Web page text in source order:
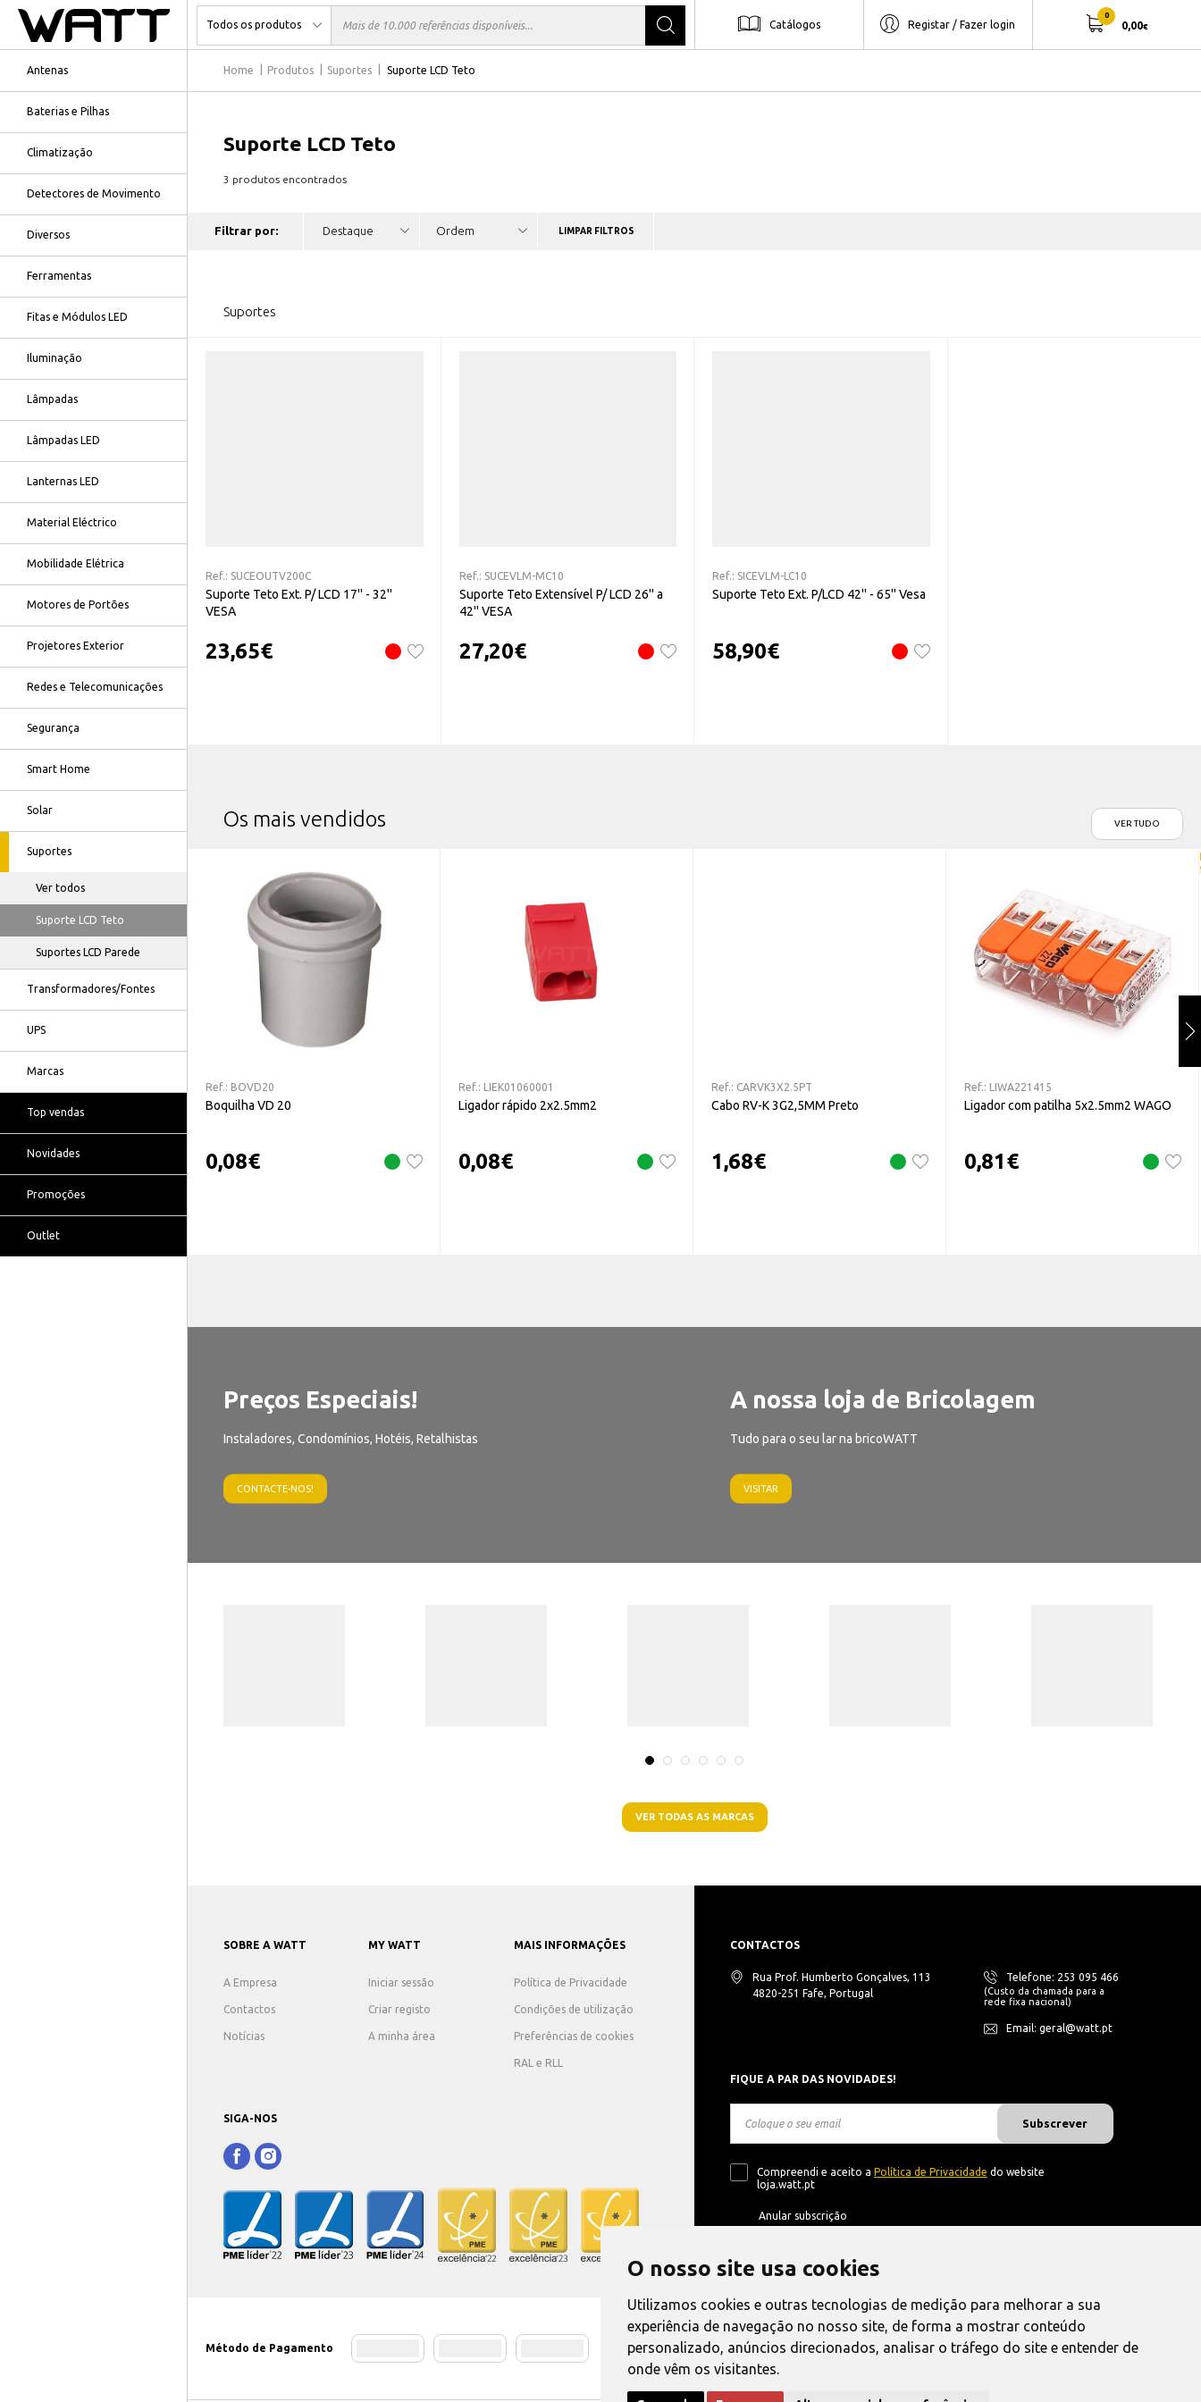
O nosso site usa cookies
Utilizamos cookies e outras tecnologias de medição para melhorar a sua
experiência de navegação no nosso site, de forma a mostrar conteúdo
personalizado, anúncios direcionados, analisar o tráfego do site e entender de
onde vêm os visitantes.
Antenas
Baterias e Pilhas
Climatização
Detectores de Movimento
Diversos
Ferramentas
Fitas e Módulos LED
Iluminação
Lâmpadas
Lâmpadas LED
Lanternas LED
Material Eléctrico
Mobilidade Elétrica
Motores de Portões
Projetores Exterior
Redes e Telecomunicações
Segurança
Smart Home
Solar
Suportes
Ver todos
Suporte LCD Teto
Suportes LCD Parede
Transformadores/Fontes
UPS
Marcas
Top vendas
Novidades
Promoções
Outlet
Catálogos Registar / Fazer login
0
0,00€
Home Produtos Suportes Suporte LCD Teto
Suporte LCD Teto
Filtrar por: LIMPAR FILTROS
3 produtos encontrados
Suportes
Ref.: SUCEOUTV200C
Suporte Teto Ext. P/ LCD 17'' - 32''
VESA
23,65€
Ref.: SUCEVLM-MC10
Suporte Teto Extensível P/ LCD 26'' a
42'' VESA
27,20€
Ref.: SICEVLM-LC10
Suporte Teto Ext. P/LCD 42'' - 65'' Vesa
58,90€
Os mais vendidos VER TUDO
Ref.: BOVD20
Boquilha VD 20
0,08€
Ref.: LIEK01060001
Ligador rápido 2x2.5mm2
0,08€
Ref.: CARVK3X2.5PT
Cabo RV-K 3G2,5MM Preto
1,68€
Ref.: LIWA221415
Ligador com patilha 5x2.5mm2 WAGO
0,81€
Preços Especiais!
Instaladores, Condomínios, Hotéis, Retalhistas
CONTACTE-NOS!
A nossa loja de Bricolagem
Tudo para o seu lar na bricoWATT
VISITAR
VER TODAS AS MARCAS
SOBRE A WATT
A Empresa
Contactos
Notícias
MY WATT
Iniciar sessão
Criar registo
A minha área
MAIS INFORMAÇÕES
Política de Privacidade
Condições de utilização
Preferências de cookies
RAL e RLL
SIGA-NOS
CONTACTOS
Rua Prof. Humberto Gonçalves, 113
4820-251 Fafe, Portugal
Telefone: 253 095 466
(Custo da chamada para a
rede fixa nacional)
Email: geral@watt.pt
FIQUE A PAR DAS NOVIDADES!
Subscrever
Compreendi e aceito a Política de Privacidade do website
loja.watt.pt
Anular subscrição
Método de Pagamento Método de Envio